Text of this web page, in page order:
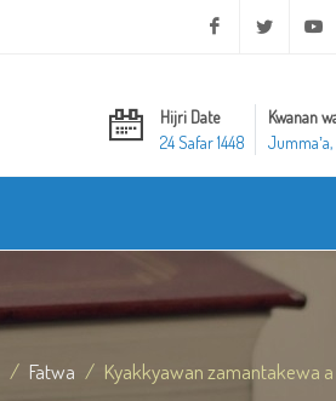
Facebook Twitter
Hijri Date
24 Safar 1448
Kwanan
Fatwa Kyakkyawan zamantakewa